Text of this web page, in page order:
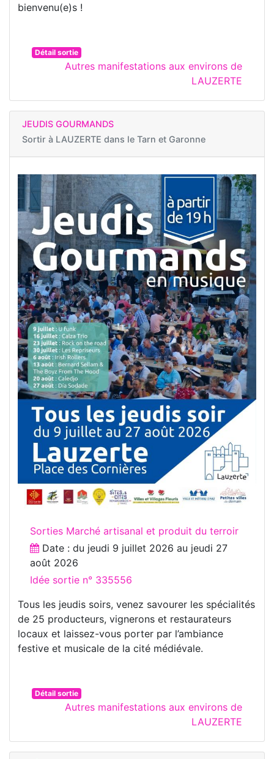
bienvenu(e)s !
Détail sortie
Autres manifestations aux environs de
LAUZERTE
JEUDIS GOURMANDS
Sortir à LAUZERTE dans le Tarn et Garonne
Sorties Marché artisanal et produit du terroir
Date : du jeudi 9 juillet 2026 au jeudi 27
août 2026
Idée sortie n° 335556
Tous les jeudis soirs, venez savourer les spécialités
de 25 producteurs, vignerons et restaurateurs
locaux et laissez-vous porter par l’ambiance
festive et musicale de la cité médiévale.
Détail sortie
Autres manifestations aux environs de
LAUZERTE